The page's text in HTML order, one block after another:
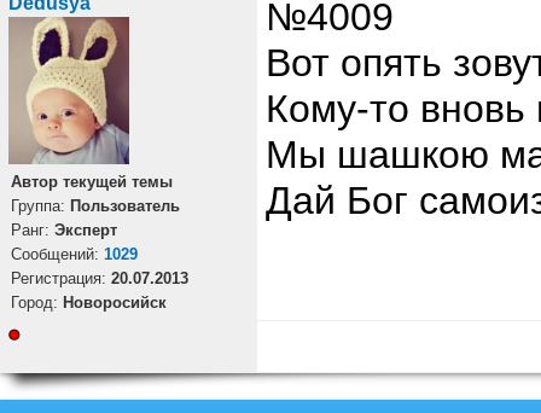
Автор текущей темы
Группа: Пользователь
Ранг: Эксперт
Cообщений: 1029
Регистрация: 20.07.2013
Город: Новоросийск
№4009
Вот опять
Кому-то вновь
Мы шашкою
Дай Бог